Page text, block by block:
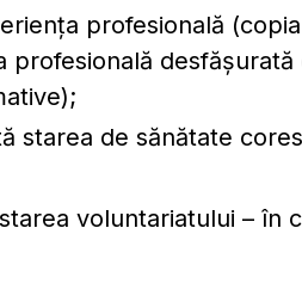
profesională
desfășurată
starea de sănătate
voluntariatului – în